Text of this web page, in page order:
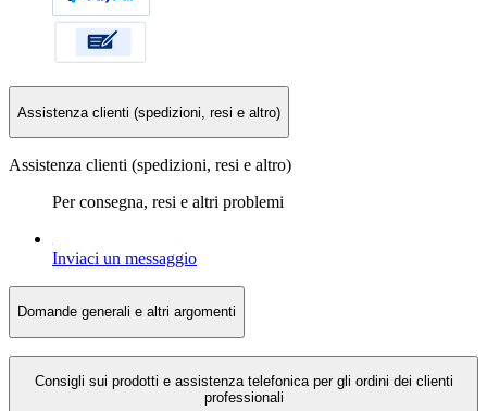
Assistenza clienti (spedizioni, resi e altro)
Assistenza clienti (spedizioni, resi e altro)
Per consegna, resi e altri problemi
Inviaci un messaggio
Domande generali e altri argomenti
Consigli sui prodotti e assistenza telefonica per gli ordini dei clienti
professionali